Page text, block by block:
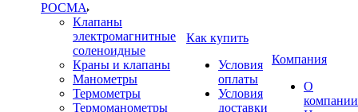
РОСМА
Клапаны
электромагнитные
соленоидные
Краны и клапаны
Манометры
Термометры
Термоманометры
Как купить
Условия
оплаты
Условия
доставки
Компания
О
компании